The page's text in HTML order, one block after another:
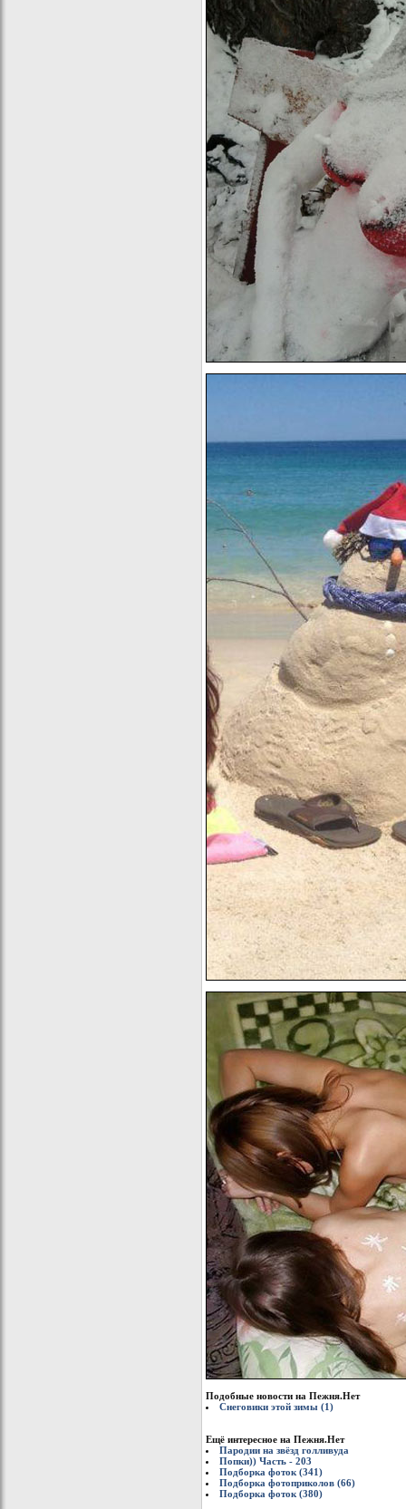
Подобные новости на Пежня.Нет
Снеговики этой зимы (1)
Ещё интересное на Пежня.Нет
Пародии на звёзд голливуда
Попки)) Часть - 203
Подборка фоток (341)
Подборка фотоприколов (66)
Подборка фоток (380)